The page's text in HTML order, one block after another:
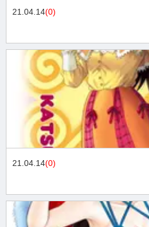
21.04.14(0)
21.04.14(0)